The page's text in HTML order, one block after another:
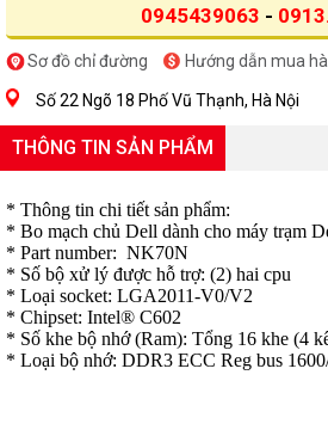
0945439063 -
Sơ đồ chỉ đường Hướng dẫn mua
Số 22 Ngõ 18 Phố Vũ Thạnh, Hà Nội
THÔNG TIN SẢN PHẨM
* Thông tin chi tiết sản phẩm:
* Bo mạch chủ Dell dành cho máy trạm
* Part number: NK70N
* Số bộ xử lý được hỗ trợ: (2) hai cpu
* Loại socket: LGA2011-V0/V2
* Chipset: Intel® C602
* Số khe bộ nhớ (Ram): Tổng 16 khe (4
* Loại bộ nhớ: DDR3 ECC Reg bus